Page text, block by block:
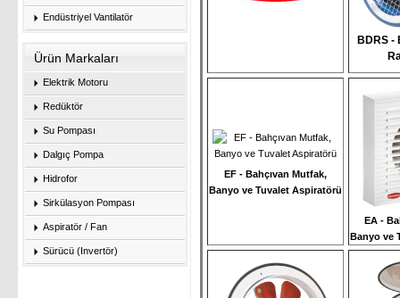
Endüstriyel Vantilatör
Ürün Markaları
Elektrik Motoru
Redüktör
Su Pompası
Dalgıç Pompa
Hidrofor
Sirkülasyon Pompası
Aspiratör / Fan
Sürücü (Invertör)
BDRS -
EF - Bahçıvan Mutfak,
Banyo ve Tuvalet Aspiratörü
EA -
Banyo ve